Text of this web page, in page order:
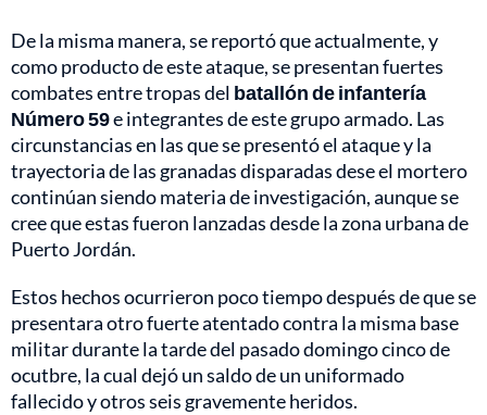
De la misma manera, se reportó que actualmente, y
como producto de este ataque, se presentan fuertes
combates entre tropas del batallón de infantería
Número 59e integrantes de este grupo armado. Las
circunstancias en las que se presentó el ataque y la
trayectoria de las granadas disparadas dese el mortero
continúan siendo materia de investigación, aunque se
cree que estas fueron lanzadas desde la zona urbana de
Puerto Jordán.
Estos hechos ocurrieron poco tiempo después de que se
presentara otro fuerte atentado contra la misma base
militar durante la tarde del pasado domingo cinco de
ocutbre, la cual dejó un saldo de un uniformado
fallecido y otros seis gravemente heridos.